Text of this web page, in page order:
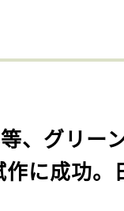
、グリー
に成功。